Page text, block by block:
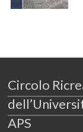
Circolo
APS